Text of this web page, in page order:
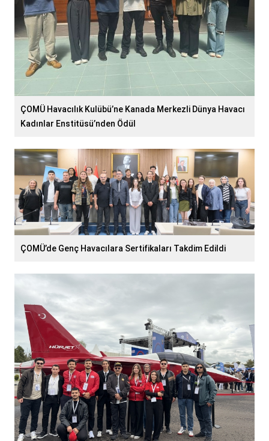
ÇOMÜ Havacılık Kulübü’ne Kanada Merkezli Dünya Havacı
Kadınlar Enstitüsü’nden Ödül
ÇOMÜ’de Genç Havacılara Sertifikaları Takdim Edildi